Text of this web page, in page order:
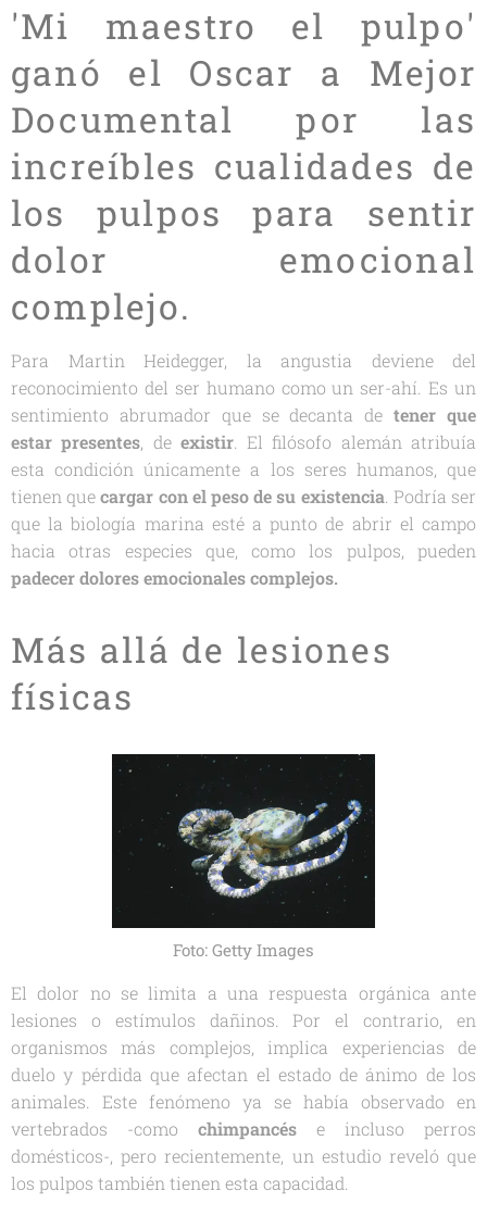
'Mi maestro el pulpo'
ganó el Oscar a Mejor
Documental por las
increíbles cualidades de
los pulpos para sentir
dolor emocional
complejo.
Para Martin Heidegger, la angustia deviene del
reconocimiento del ser humano como un ser-ahí. Es un
sentimiento abrumador que se decanta de tener que
estar presentes, de existir. El filósofo alemán atribuía
esta condición únicamente a los seres humanos, que
tienen quecargar con el peso de su existencia. Podría ser
que la biología marina esté a punto de abrir el campo
hacia otras especies que, como los pulpos, pueden
padecer dolores emocionales complejos.
Más allá de lesiones
físicas
Foto: Getty Images
El dolor no se limita a una respuesta orgánica ante
lesiones o estímulos dañinos. Por el contrario, en
organismos más complejos, implica experiencias de
duelo y pérdida que afectan el estado de ánimo de los
animales. Este fenómeno ya se había observado en
vertebrados -como chimpancés e incluso perros
domésticos-, pero recientemente, un estudio reveló que
los pulpos también tienen esta capacidad.